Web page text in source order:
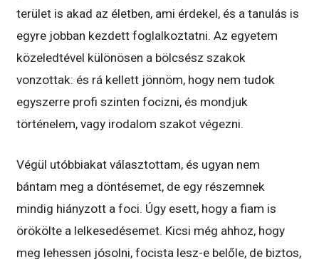
terület is akad az életben, ami érdekel, és a tanulás is
egyre jobban kezdett foglalkoztatni. Az egyetem
közeledtével különösen a bölcsész szakok
vonzottak: és rá kellett jönnöm, hogy nem tudok
egyszerre profi szinten focizni, és mondjuk
történelem, vagy irodalom szakot végezni.
Végül utóbbiakat választottam, és ugyan nem
bántam meg a döntésemet, de egy részemnek
mindig hiányzott a foci. Úgy esett, hogy a fiam is
örökölte a lelkesedésemet. Kicsi még ahhoz, hogy
meg lehessen jósolni, focista lesz-e belőle, de biztos,